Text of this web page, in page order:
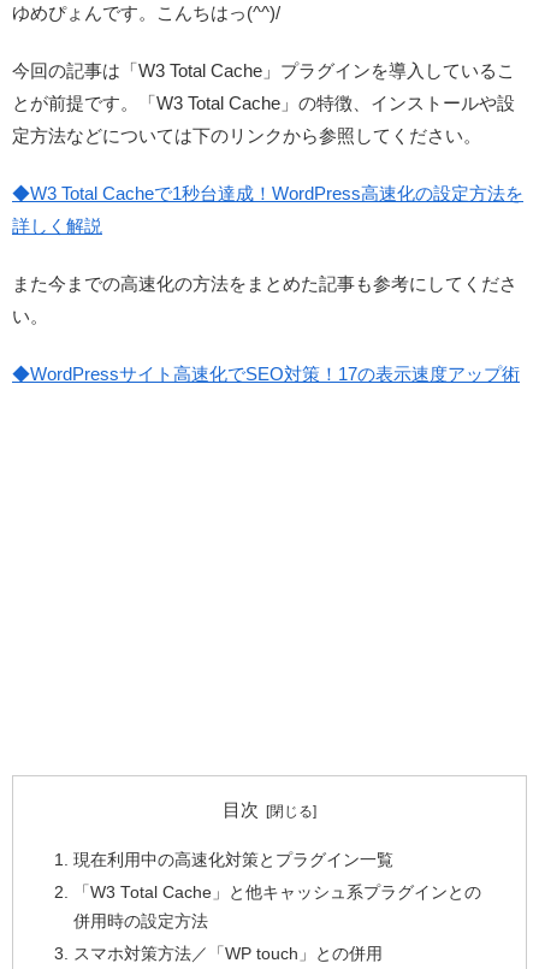
ゆめぴょんです。こんちはっ(^^)/
今回の記事は「W3 Total Cache」プラグインを導入しているこ
とが前提です。「W3 Total Cache」の特徴、インストールや設
定方法などについては下のリンクから参照してください。
◆W3 Total Cacheで1秒台達成！WordPress高速化の設定方法を
詳しく解説
また今までの高速化の方法をまとめた記事も参考にしてくださ
い。
◆WordPressサイト高速化でSEO対策！17の表示速度アップ術
目次
現在利用中の高速化対策とプラグイン一覧
「W3 Total Cache」と他キャッシュ系プラグインとの
併用時の設定方法
スマホ対策方法／「WP touch」との併用